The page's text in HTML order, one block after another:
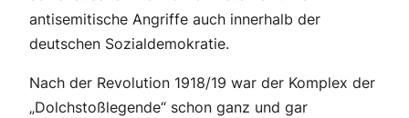
antisemitische Angriffe auch innerhalb der
deutschen Sozialdemokratie.
Nach der Revolution 1918/19 war der Komplex der
„Dolchstoßlegende“ schon ganz und gar